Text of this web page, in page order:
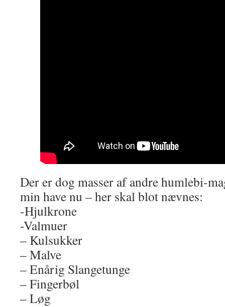
Der er dog masser af andre humlebi-
min have nu – her skal blot nævnes:
-Hjulkrone
-Valmuer
– Kulsukker
– Malve
– Enårig Slangetunge
– Fingerbøl
– Løg